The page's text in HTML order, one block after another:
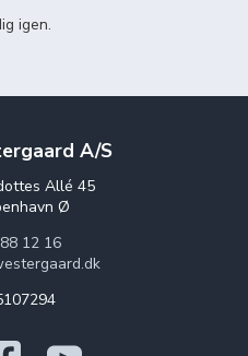
igen.
A/S
Allé 45
Ø
12 16